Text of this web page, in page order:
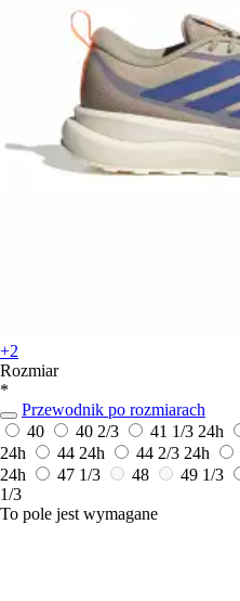
+2
Rozmiar
*
Przewodnik po rozmiarach
40
40 2/3 41 1/3 24h
24h
44 24h 44 2/3 24h
24h
47 1/3 48 49 1/3
1/3
To pole jest wymagane